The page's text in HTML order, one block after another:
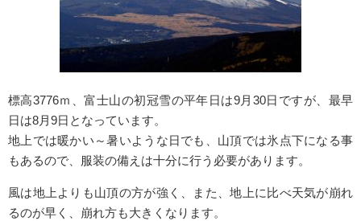
標高3776ｍ、富士山の初冠雪の平年日は9月30日ですが、最早
日は8月9日となっています。
地上では暖かい～暑いような日でも、山頂では氷点下になる事
もあるので、服装の備えは十分に行う必要があります。
風は地上よりも山頂の方が強く、また、地上に比べ天気が崩れ
るのが早く、崩れ方も大きくなります。